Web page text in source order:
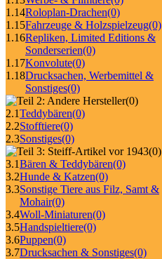
1.14Roloplan-Drachen(0)
1.15Fahrzeuge & Holzspielzeug(0)
1.16Repliken, Limited Editions &
Sonderserien(0)
1.17Konvolute(0)
1.18Drucksachen, Werbemittel &
Sonstiges(0)
(0)
2.1Teddybären(0)
2.2Stofftiere(0)
2.3Sonstiges(0)
(0)
3.1Bären & Teddybären(0)
3.2Hunde & Katzen(0)
3.3Sonstige Tiere aus Filz, Samt &
Mohair(0)
3.4Woll-Miniaturen(0)
3.5Handspieltiere(0)
3.6Puppen(0)
3.7Drucksachen & Sonstiges(0)